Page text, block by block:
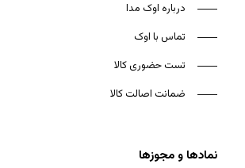
درباره اوک مدا
تماس با اوک
تست حضوری کالا
ضمانت اصالت کالا
نمادها و مجوزها